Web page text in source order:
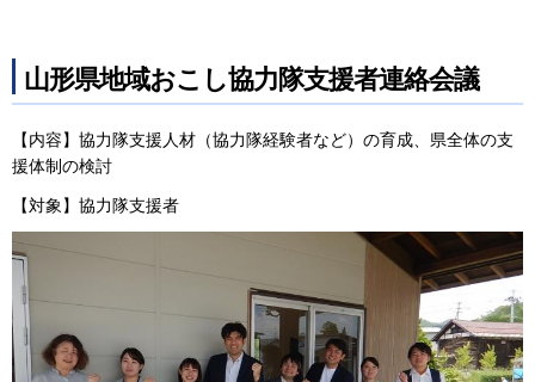
山形県地域おこし協力隊支援者連絡会議
【内容】協力隊支援人材（協力隊経験者など）の育成、県全体の支
援体制の検討
【対象】協力隊支援者